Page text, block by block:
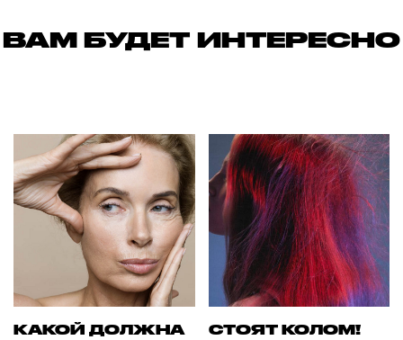
ВАМ БУДЕТ ИНТЕРЕСНО
КАКОЙ ДОЛЖНА
СТОЯТ КОЛОМ!